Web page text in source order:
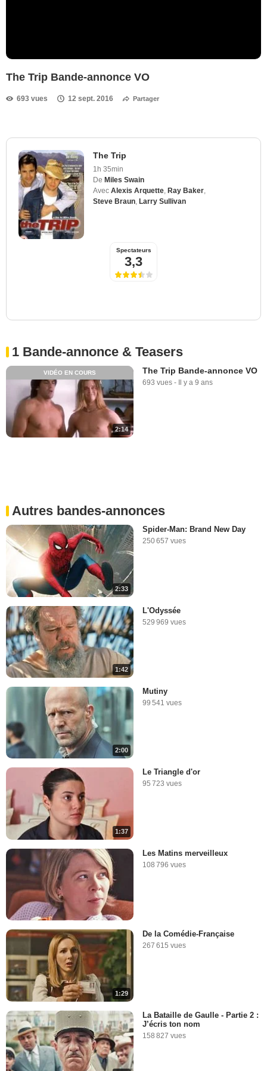
The Trip Bande-annonce VO
693 vues 12 sept. 2016 Partager
The Trip
1h 35min
De Miles Swain
Avec Alexis Arquette Ray Baker
Steve Braun Larry Sullivan
Spectateurs
3,3
1 Bande-annonce & Teasers
2:14
VIDÉO EN COURS The Trip Bande-annonce VO
693 vues - Il y a 9 ans
Autres bandes-annonces
2:33
Spider-Man: Brand New Day
250 657 vues
1:42
L'Odyssée
529 969 vues
2:00
Mutiny
99 541 vues
1:37
Le Triangle d'or
95 723 vues
Les Matins merveilleux
108 796 vues
1:29
De la Comédie-Française
267 615 vues
La Bataille de Gaulle - Partie 2 :
J’écris ton nom
158 827 vues